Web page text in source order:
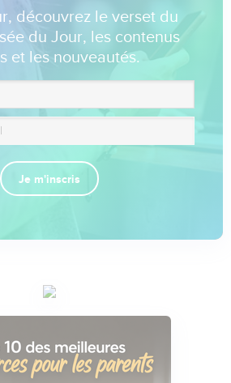
découvrez le verset du
du Jour, les contenus
et les nouveautés.
Je m'inscris